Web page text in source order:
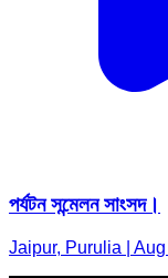
পর্যটন সন্মেলন সাংসদ।
Jaipur, Purulia |